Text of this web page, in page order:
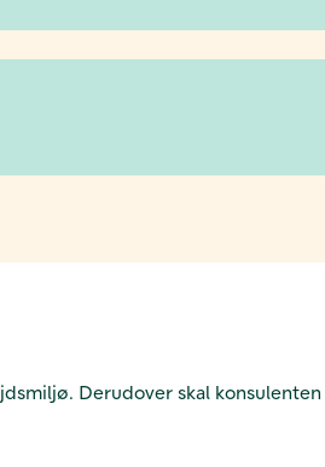
Derudover skal